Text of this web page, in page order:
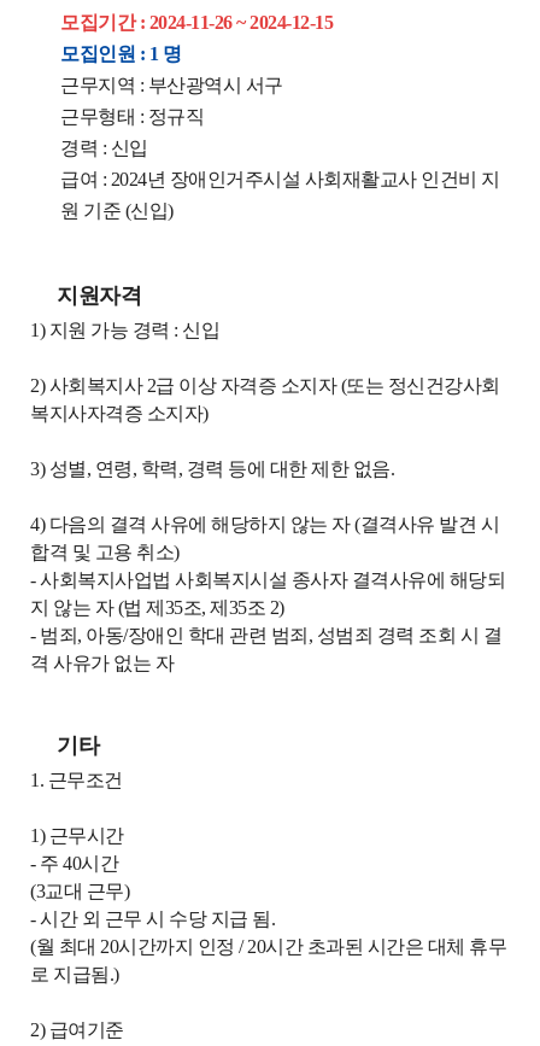
모집기간 : 2024-11-26 ~ 2024-12-15
모집인원 : 1 명
근무지역 : 부산광역시 서구
근무형태 : 정규직
경력 : 신입
급여 : 2024년 장애인거주시설 사회재활교사 인건비 지
원 기준 (신입)
지원자격
1) 지원 가능 경력 : 신입
2) 사회복지사 2급 이상 자격증 소지자 (또는 정신건강사회
복지사자격증 소지자)
3) 성별, 연령, 학력, 경력 등에 대한 제한 없음.
4) 다음의 결격 사유에 해당하지 않는 자 (결격사유 발견 시
합격 및 고용 취소)
- 사회복지사업법 사회복지시설 종사자 결격사유에 해당되
지 않는 자 (법 제35조, 제35조 2)
- 범죄, 아동/장애인 학대 관련 범죄, 성범죄 경력 조회 시 결
격 사유가 없는 자
기타
1. 근무조건
1) 근무시간
- 주 40시간
(3교대 근무)
- 시간 외 근무 시 수당 지급 됨.
(월 최대 20시간까지 인정 / 20시간 초과된 시간은 대체 휴무
로 지급됨.)
2) 급여기준